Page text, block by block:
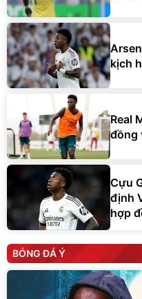
kịch
Real
đồng
Cựu
định
hợp
BÓNG ĐÁ Ý